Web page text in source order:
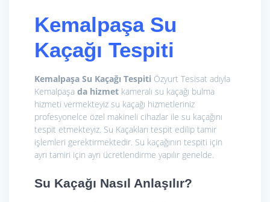
Kemalpaşa Su
Kaçağı Tespiti
Kemalpaşa Su Kaçağı Tespiti Özyurt Tesisat adıyla
Kemalpaşa da hizmet kameralı su kaçağı bulma
hizmeti vermekteyiz su kaçağı hizmetleriniz
profesyonelce özel makineli cihazlar ile su kaçağını
tespit etmekteyiz. Su Kaçakları tespit edilip tamir
işlemleri gerektirmektedir. Su kaçağının tespiti için
ayrı tamiri için ayrı ücretlendirme yapılır genelde.
Su Kaçağı Nasıl Anlaşılır?